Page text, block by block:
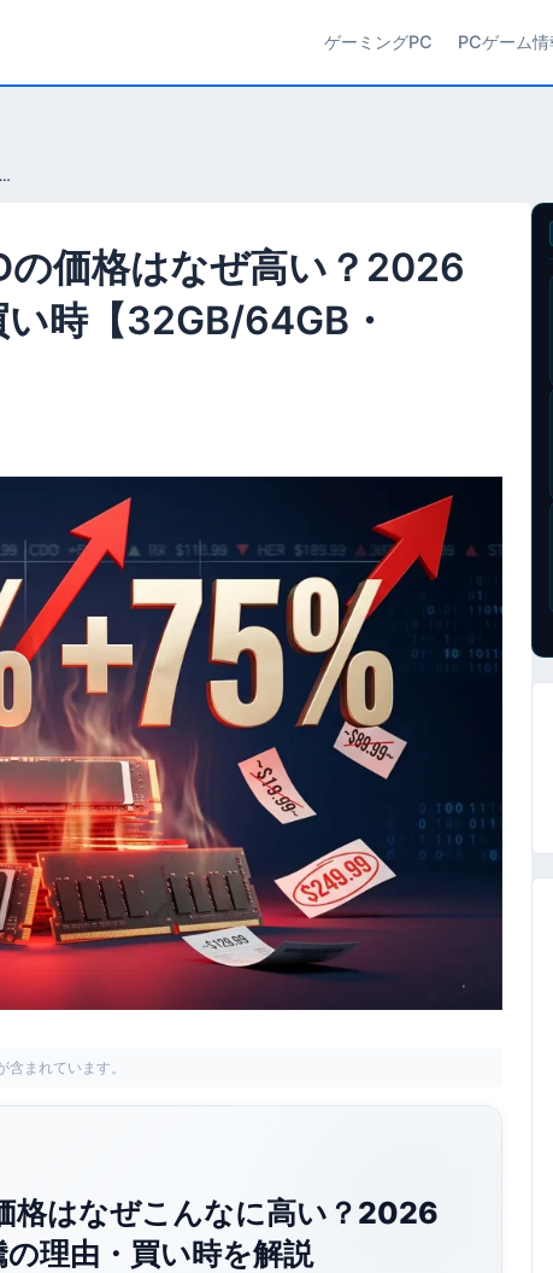
ゲーミングPC PCゲーム情
DDR5メモリ・NVMe SSDの価格はなぜ高い？2026年6月 日本の実勢価格と買い時【32GB/64GB・1TB/2TB】
価格はなぜ高い？2026
時【32GB/64GB・
まれています。
格はなぜこんなに高い？2026
理由・買い時を解説